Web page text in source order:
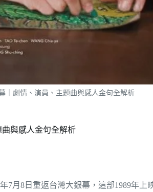
｜劇情、演員、主題曲與感人金句全解析
曲與感人金句全解析
7月8日重返台灣大銀幕，這部1989年上